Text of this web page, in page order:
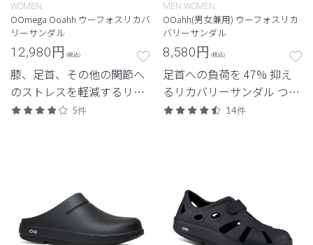
WOMEN
OOmega Ooahh ウーフォスリカバ
リーサンダル
12,980円 (税込)
膝、足首、その他の関節へ
のストレスを軽減するリカ
バリーサンダル 厚底のシャ
5件
MEN WOMEN
OOahh(男女兼用) ウーフォスリカ
バリーサンダル
8,580円 (税込)
足首への負荷を 47% 抑え
るリカバリーサンダル つま
先なしの男女兼用モデル
14件